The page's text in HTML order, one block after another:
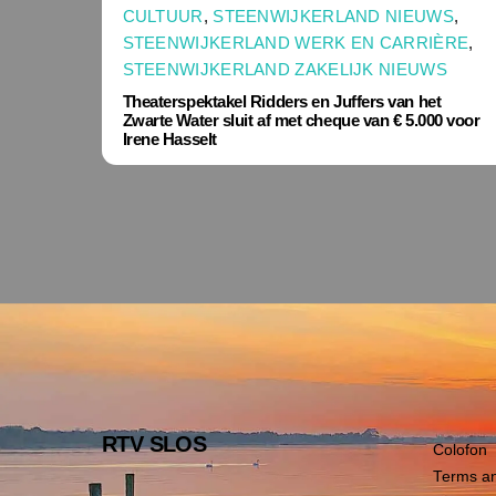
CULTUUR, STEENWIJKERLAND NIEUWS,
STEENWIJKERLAND WERK EN CARRIÈRE,
STEENWIJKERLAND ZAKELIJK NIEUWS
Theaterspektakel Ridders en Juffers van het
Zwarte Water sluit af met cheque van € 5.000 voor
Irene Hasselt
RTV SLOS Colofon
Terms